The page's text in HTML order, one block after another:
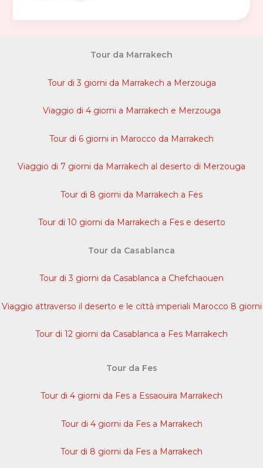
Tour da Marrakech
Tour di 3 giorni da Marrakech a Merzouga
Viaggio di 4 giorni a Marrakech e Merzouga
Tour di 6 giorni in Marocco da Marrakech
Viaggio di 7 giorni da Marrakech al deserto di Merzouga
Tour di 8 giorni da Marrakech a Fes
Tour di 10 giorni da Marrakech a Fes e deserto
Tour da Casablanca
Tour di 3 giorni da Casablanca a Chefchaouen
Viaggio attraverso il deserto e le città imperiali Marocco 8 giorni
Tour di 12 giorni da Casablanca a Fes Marrakech
Tour da Fes
Tour di 4 giorni da Fes a Essaouira Marrakech
Tour di 4 giorni da Fes a Marrakech
Tour di 8 giorni da Fes a Marrakech